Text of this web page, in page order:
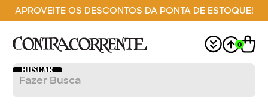
APROVEITE OS DESCONTOS DA PONTA DE ESTOQUE!
0